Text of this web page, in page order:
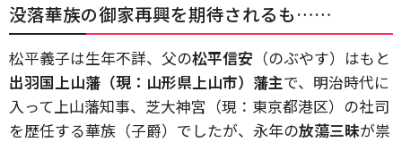
没落華族の御家再興を期待されるも……
松平義子は生年不詳、父の松平信安 （のぶやす）はもと
出羽国上山藩（現：山形県上山市）藩主で、明治時代に
入って上山藩知事、芝大神宮（現：東京都港区）の社司
を歴任する華族（子爵）でしたが、永年の放蕩三昧が祟